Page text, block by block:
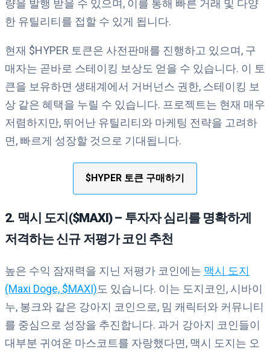
량을 발행 받을 수 있으며, 이를 통해 빠른 거래 및 다양
한 유틸리티를 접할 수 있게 됩니다.
현재 $HYPER 토큰은 사전판매를 진행하고 있으며, 구
매자는 곧바로 스테이킹 보상도 얻을 수 있습니다. 이 토
큰을 보유하면 생태계에서 거버넌스 권한, 스테이킹 보
상 같은 혜택을 누릴 수 있습니다. 프로젝트는 현재 매우
저렴하지만, 뛰어난 유틸리티와 마케팅 전략을 고려하
면, 빠르게 성장할 것으로 기대됩니다.
$HYPER 토큰 구매하기
2. 맥시 도지($MAXI) – 투자자 심리를 명확하게
저격하는 신규 저평가 코인 추천
높은 수익 잠재력을 지닌 저평가 코인에는 맥시 도지
(Maxi Doge, $MAXI)도 있습니다. 이는 도지코인, 시바이
누, 봉크와 같은 강아지 코인으로, 밈 캐릭터와 커뮤니티
를 중심으로 성장을 추진합니다. 과거 강아지 코인들이
대부분 귀여운 마스코트를 자랑했다면, 맥시 도지는 오